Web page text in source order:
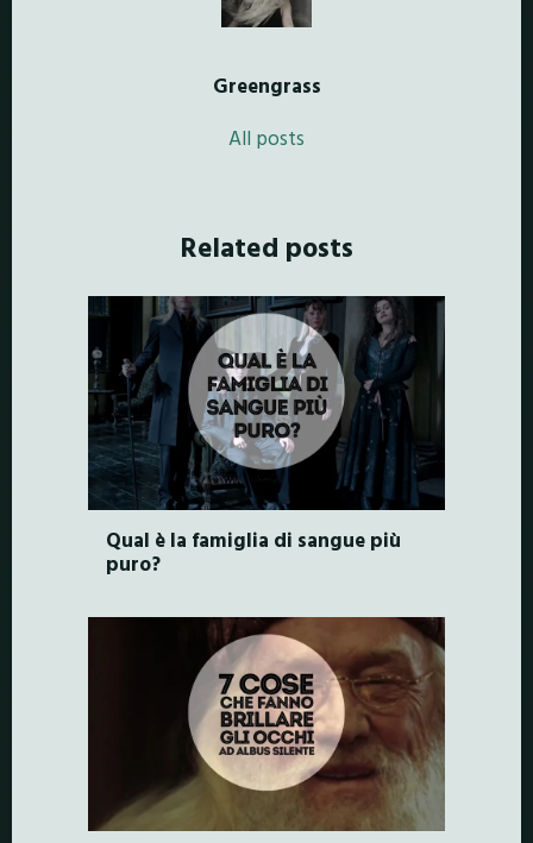
Greengrass
All posts
Related posts
Qual è la famiglia di sangue più
puro?